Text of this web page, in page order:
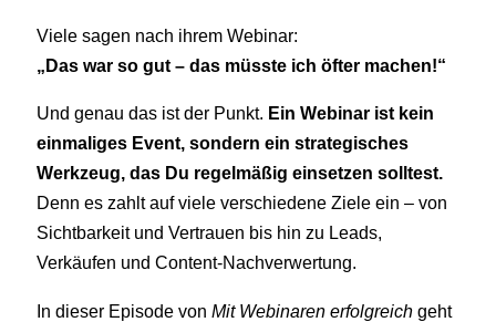
Viele sagen nach ihrem Webinar:
„Das war so gut – das müsste ich öfter machen!“
Und genau das ist der Punkt. Ein Webinar ist kein
einmaliges Event, sondern ein strategisches
Werkzeug, das Du regelmäßig einsetzen solltest.
Denn es zahlt auf viele verschiedene Ziele ein – von
Sichtbarkeit und Vertrauen bis hin zu Leads,
Verkäufen und Content-Nachverwertung.
In dieser Episode vonMit Webinaren erfolgreich geht